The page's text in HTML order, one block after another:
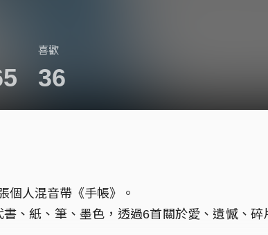
喜歡
36
個人混音帶《手帳》。
書、紙、筆、墨色，透過6首關於愛、遺憾、